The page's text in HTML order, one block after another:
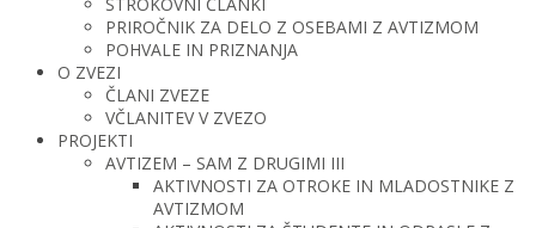
PRIROČNIK ZA DELO Z OSEBAMI Z AVTIZMOM
POHVALE IN PRIZNANJA
O ZVEZI
ČLANI ZVEZE
VČLANITEV V ZVEZO
PROJEKTI
AVTIZEM – SAM Z DRUGIMI III
AKTIVNOSTI ZA OTROKE IN MLADOSTNIKE Z
AVTIZMOM